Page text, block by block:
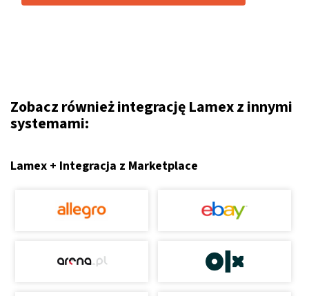
Zobacz również integrację Lamex z innymi
systemami:
Lamex + Integracja z Marketplace